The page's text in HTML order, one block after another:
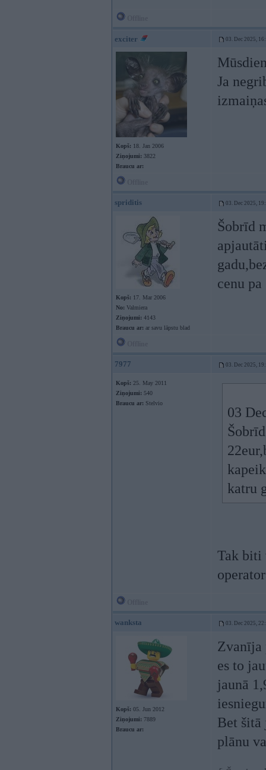
exciter 03. Dec 2025,
Kopš: 18. Jan 2006
Ziņojumi: 3822
Braucu ar:
Ja
spriditis 03. Dec 2025,
Kopš: 17. Mar 2006
No: Valmiera
Ziņojumi: 4143
Braucu ar: ar savu lāpstu blad
Šobrīd
cenu pa
7977 03. Dec 2025,
Kopš: 25. May 2011
Ziņojumi: 540
Braucu ar: Stelvio
03
katru
Tak biti
wanksta 03. Dec 2025,
Kopš: 05. Jun 2012
Ziņojumi: 7889
Braucu ar:
Zvanīja
es to
jaunā
Bet šitā
plānu